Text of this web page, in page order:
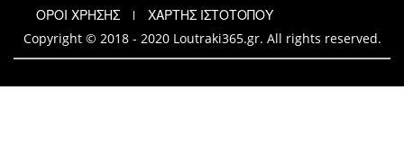
ΟΡΟΙ ΧΡΗΣΗΣ
ΧΑΡΤΗΣ ΙΣΤΟΤΟΠΟΥ
Copyright © 2018 - 2020 Loutraki365.gr. All rights reserved.